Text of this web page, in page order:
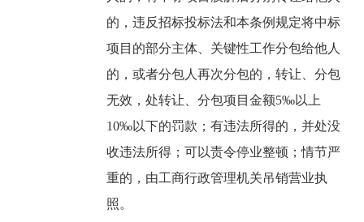
的，违反招标投标法和本条例规定将中标
项目的部分主体、关键性工作分包给他人
的，或者分包人再次分包的，转让、分包
无效，处转让、分包项目金额5‰以上
10‰以下的罚款；有违法所得的，并处没
收违法所得；可以责令停业整顿；情节严
重的，由工商行政管理机关吊销营业执
照。